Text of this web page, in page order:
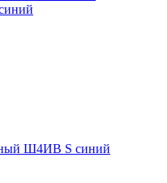
Ш4ИВ S синий